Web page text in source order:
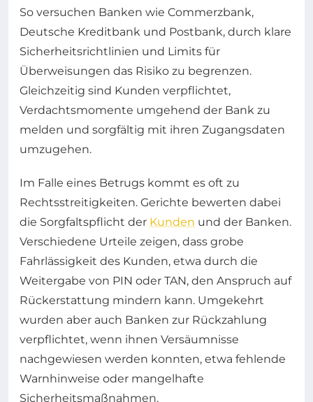
So versuchen Banken wie Commerzbank,
Deutsche Kreditbank und Postbank, durch klare
Sicherheitsrichtlinien und Limits für
Überweisungen das Risiko zu begrenzen.
Gleichzeitig sind Kunden verpflichtet,
Verdachtsmomente umgehend der Bank zu
melden und sorgfältig mit ihren Zugangsdaten
umzugehen.
Im Falle eines Betrugs kommt es oft zu
Rechtsstreitigkeiten. Gerichte bewerten dabei
die Sorgfaltspflicht der Kunden und der Banken.
Verschiedene Urteile zeigen, dass grobe
Fahrlässigkeit des Kunden, etwa durch die
Weitergabe von PIN oder TAN, den Anspruch auf
Rückerstattung mindern kann. Umgekehrt
wurden aber auch Banken zur Rückzahlung
verpflichtet, wenn ihnen Versäumnisse
nachgewiesen werden konnten, etwa fehlende
Warnhinweise oder mangelhafte
Sicherheitsmaßnahmen.